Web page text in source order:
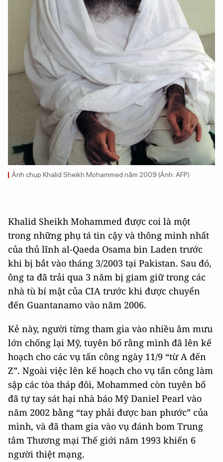
Ảnh chụp Khalid Sheikh Mohammed năm 2009 (Ảnh: AFP)
Khalid Sheikh Mohammed được coi là một
trong những phụ tá tin cậy và thông minh nhất
của thủ lĩnh al-Qaeda Osama bin Laden trước
khi bị bắt vào tháng 3/2003 tại Pakistan. Sau đó,
ông ta đã trải qua 3 năm bị giam giữ trong các
nhà tù bí mật của CIA trước khi được chuyển
đến Guantanamo vào năm 2006.
Kẻ này, người từng tham gia vào nhiều âm mưu
lớn chống lại Mỹ, tuyên bố rằng mình đã lên kế
hoạch cho các vụ tấn công ngày 11/9 “từ A đến
Z”. Ngoài việc lên kế hoạch cho vụ tấn công làm
sập các tòa tháp đôi, Mohammed còn tuyên bố
đã tự tay sát hại nhà báo Mỹ Daniel Pearl vào
năm 2002 bằng “tay phải được ban phước” của
mình, và đã tham gia vào vụ đánh bom Trung
tâm Thương mại Thế giới năm 1993 khiến 6
người thiệt mạng.